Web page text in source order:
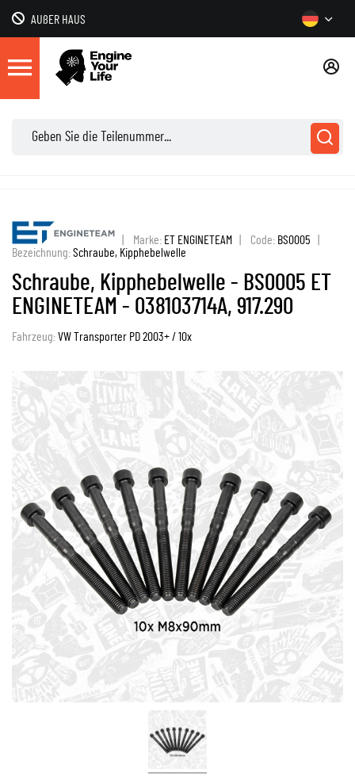
AUßER HAUS
Marke: ET ENGINETEAM Code: BS0005
Bezeichnung:Schraube, Kipphebelwelle
Schraube, Kipphebelwelle - BS0005 ET
ENGINETEAM - 038103714A, 917.290
Fahrzeug:VW Transporter PD 2003+ / 10x